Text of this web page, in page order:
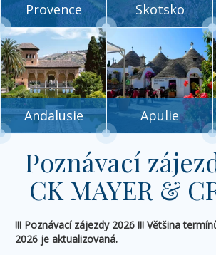
Provence Skotsko
Andalusie Apulie
Poznávací
CK MAYER &
!!! Poznávací zájezdy 2026 !!! Většina
2026 je aktualizovaná.